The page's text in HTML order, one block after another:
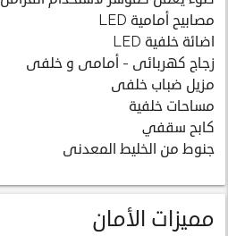
مصابيح أمامية LED
اضائة خلفية LED
زجاج كهربائى - أمامى و خلفى
مزيل ضباب خلفى
مساحات خلفية
كابح سقفي
جنوط من الخليط المعدنى
مميزات الأمان